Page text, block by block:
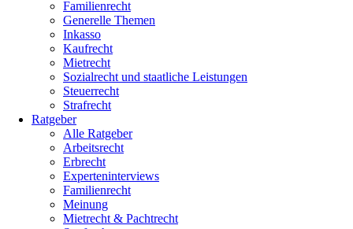
Familienrecht
Generelle Themen
Inkasso
Kaufrecht
Mietrecht
Sozialrecht und staatliche Leistungen
Steuerrecht
Strafrecht
Ratgeber
Alle Ratgeber
Arbeitsrecht
Erbrecht
Experteninterviews
Familienrecht
Meinung
Mietrecht & Pachtrecht